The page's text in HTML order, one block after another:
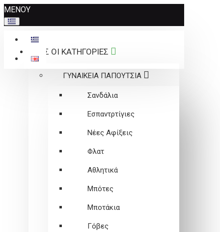
Σημείωση:
Αυτός
ο
ιστότοπος
περιλαμβάνει
ΜΕΝΟΥ
ΟΛΕΣ ΟΙ ΚΑΤΗΓΟΡΙΕΣ
ΓΥΝΑΙΚΕΙΑ ΠΑΠΟΥΤΣΙΑ
Σανδάλια
Εσπαντρτίγιες
Νέες Αφίξεις
Φλατ
Αθλητικά
Μπότες
Μποτάκια
Γόβες